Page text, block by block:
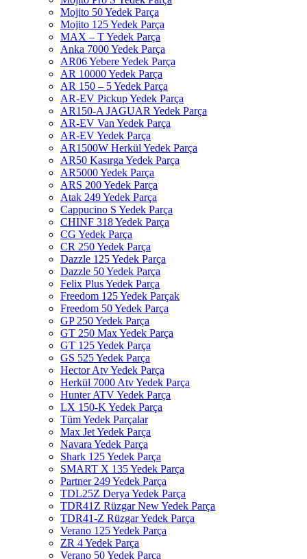
Mojito 50 Yedek Parça
Mojito 125 Yedek Parça
MAX – T Yedek Parça
Anka 7000 Yedek Parça
AR06 Yebere Yedek Parça
AR 10000 Yedek Parça
AR 150 – 5 Yedek Parça
AR-EV Pickup Yedek Parça
AR150-A JAGUAR Yedek Parça
AR-EV Van Yedek Parça
AR-EV Yedek Parça
AR1500W Herkül Yedek Parça
AR50 Kasırga Yedek Parça
AR5000 Yedek Parça
ARS 200 Yedek Parça
Atak 249 Yedek Parça
Cappucino S Yedek Parça
CHINF 318 Yedek Parça
CG Yedek Parça
CR 250 Yedek Parça
Dazzle 125 Yedek Parça
Dazzle 50 Yedek Parça
Felix Plus Yedek Parça
Freedom 125 Yedek Parçak
Freedom 50 Yedek Parça
GP 250 Yedek Parça
GT 250 Max Yedek Parça
GT 125 Yedek Parça
GS 525 Yedek Parça
Hector Atv Yedek Parça
Herkül 7000 Atv Yedek Parça
Hunter ATV Yedek Parça
LX 150-K Yedek Parça
Tüm Yedek Parçalar
Max Jet Yedek Parça
Navara Yedek Parça
Shark 125 Yedek Parça
SMART X 135 Yedek Parça
Partner 249 Yedek Parça
TDL25Z Derya Yedek Parça
TDR41Z Rüzgar New Yedek Parça
TDR41-Z Rüzgar Yedek Parça
Verano 125 Yedek Parça
ZR 4 Yedek Parça
Verano 50 Yedek Parça